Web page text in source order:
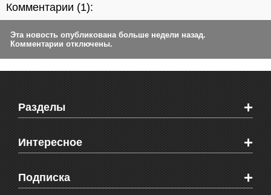
Комментарии (1):
Эта новость опубликована больше недели назад.
Комментарии отключены.
Разделы +
Новости Феодосии
Новости Крыма
Мировые новости
Объявления
Интересное +
Видео о Феодосии
Веб-камеры Феодосии
Подписка +